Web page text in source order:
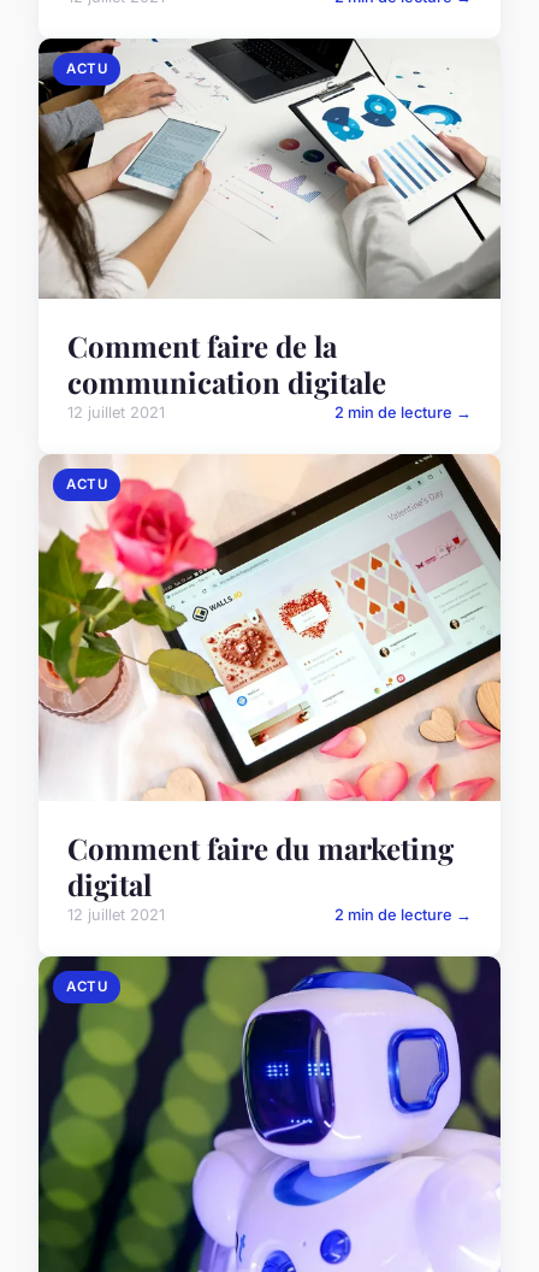
ACTU
Comment faire de la
communication digitale
12 juillet 2021 2 min de lecture →
ACTU
Comment faire du marketing
digital
12 juillet 2021 2 min de lecture →
ACTU